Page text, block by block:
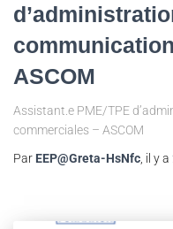
ASCOM
Assistant.e PME/TPE
commerciales – ASCOM
Par EEP@Greta-HsNfc , il y a